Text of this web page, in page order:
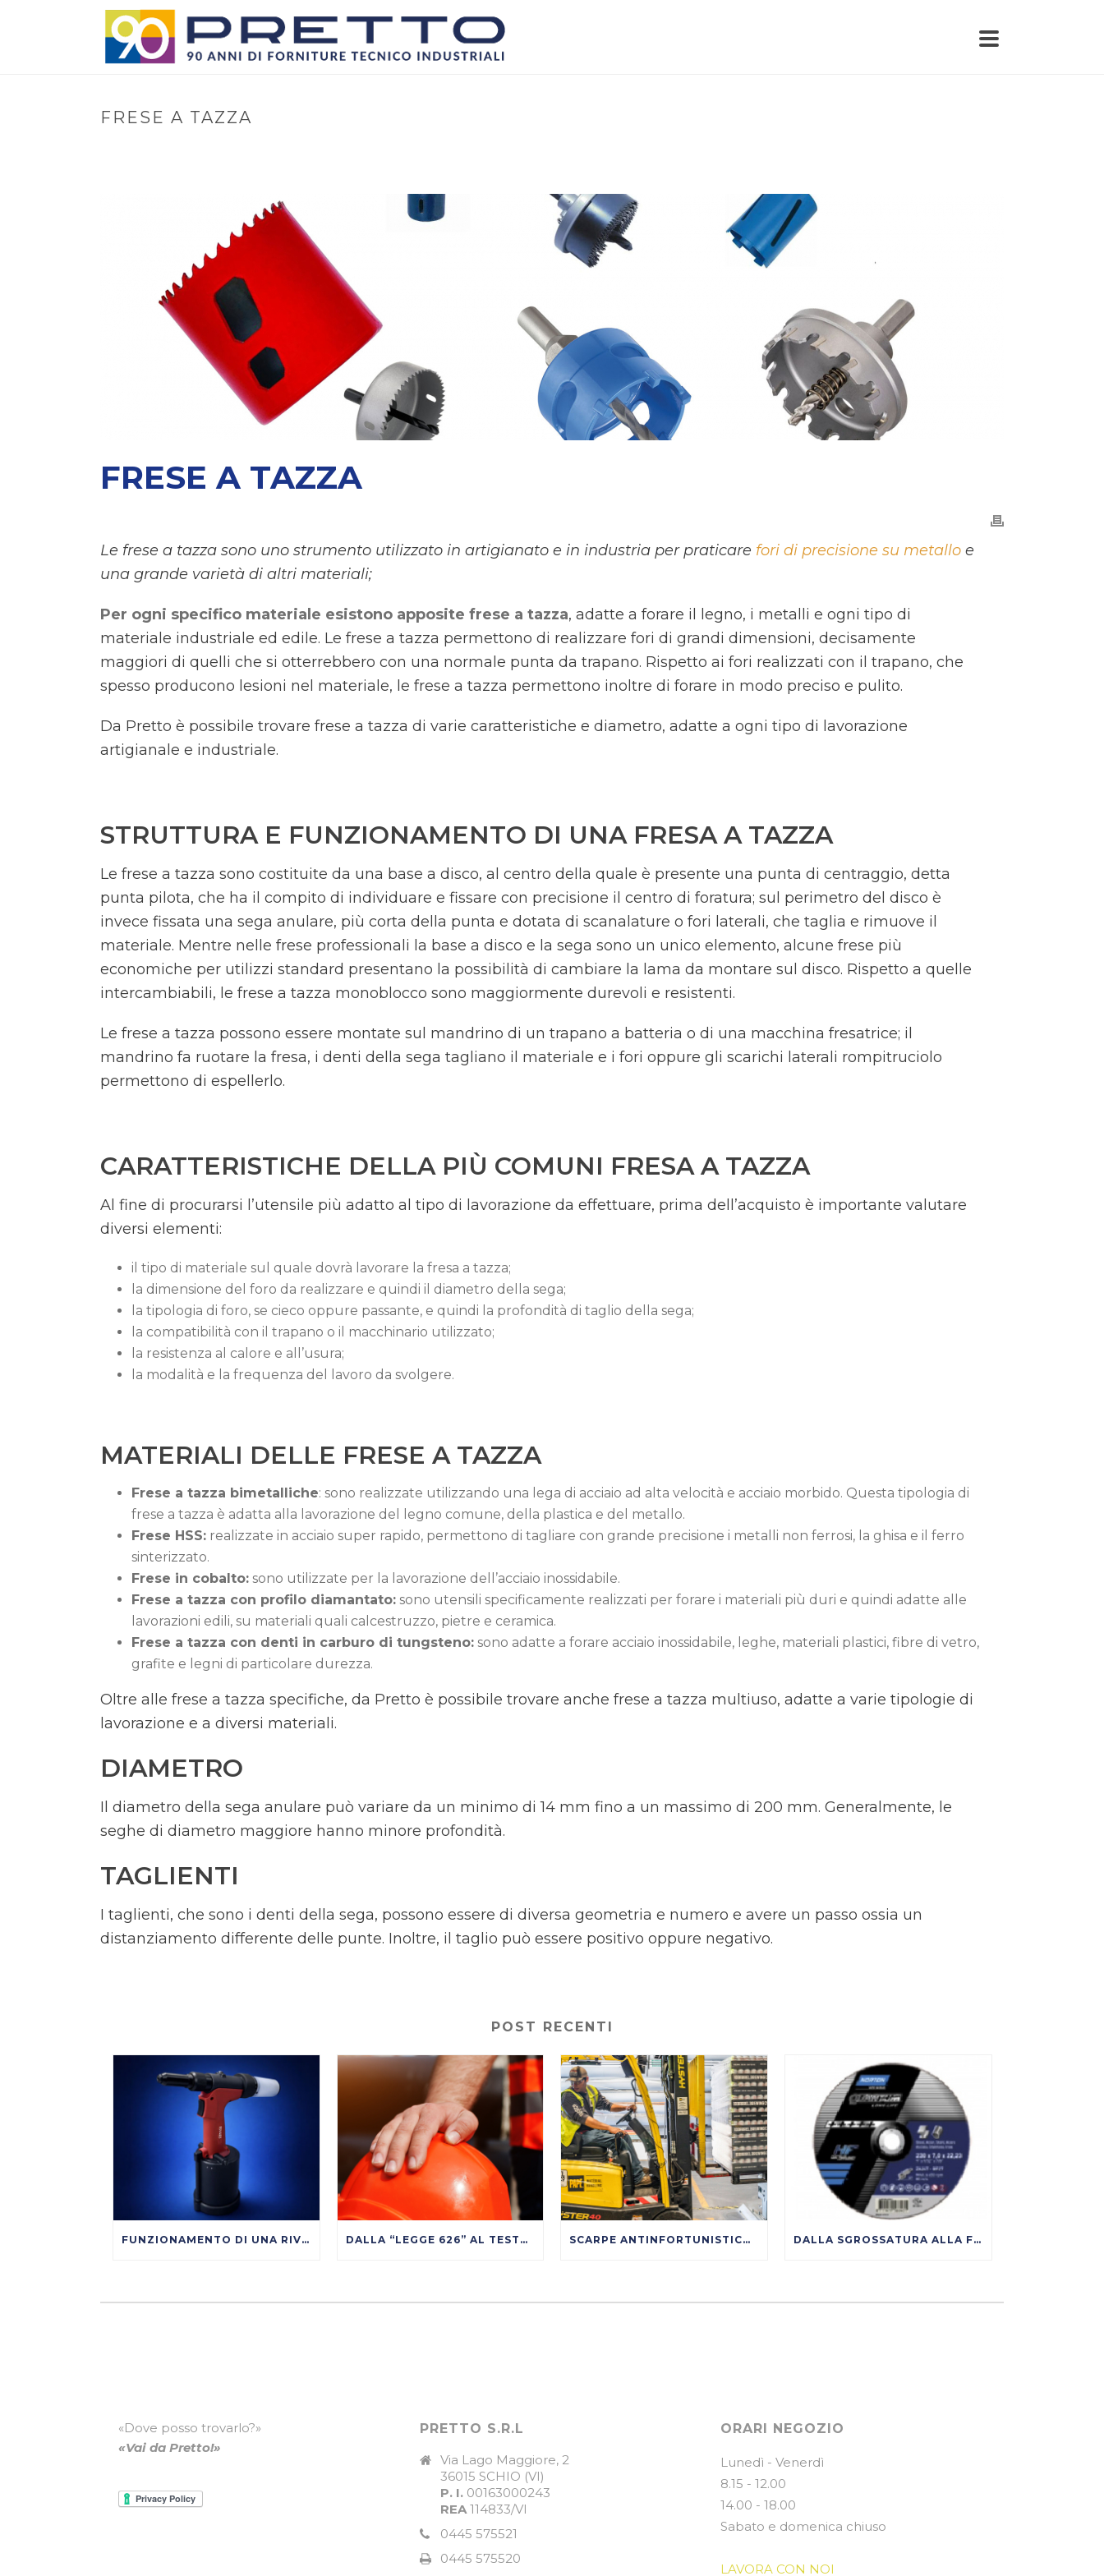
FRESE A TAZZA
FRESE A TAZZA
Le frese a tazza sono uno strumento utilizzato in artigianato e in industria per praticare fori di precisione su metallo e
una grande varietà di altri materiali;
Per ogni specifico materiale esistono apposite frese a tazza, adatte a forare il legno, i metalli e ogni tipo di
materiale industriale ed edile. Le frese a tazza permettono di realizzare fori di grandi dimensioni, decisamente
maggiori di quelli che si otterrebbero con una normale punta da trapano. Rispetto ai fori realizzati con il trapano, che
spesso producono lesioni nel materiale, le frese a tazza permettono inoltre di forare in modo preciso e pulito.
Da Pretto è possibile trovare frese a tazza di varie caratteristiche e diametro, adatte a ogni tipo di lavorazione
artigianale e industriale.
STRUTTURA E FUNZIONAMENTO DI UNA FRESA A TAZZA
Le frese a tazza sono costituite da una base a disco, al centro della quale è presente una punta di centraggio, detta
punta pilota, che ha il compito di individuare e fissare con precisione il centro di foratura; sul perimetro del disco è
invece fissata una sega anulare, più corta della punta e dotata di scanalature o fori laterali, che taglia e rimuove il
materiale. Mentre nelle frese professionali la base a disco e la sega sono un unico elemento, alcune frese più
economiche per utilizzi standard presentano la possibilità di cambiare la lama da montare sul disco. Rispetto a quelle
intercambiabili, le frese a tazza monoblocco sono maggiormente durevoli e resistenti.
Le frese a tazza possono essere montate sul mandrino di un trapano a batteria o di una macchina fresatrice; il
mandrino fa ruotare la fresa, i denti della sega tagliano il materiale e i fori oppure gli scarichi laterali rompitruciolo
permettono di espellerlo.
CARATTERISTICHE DELLA PIÙ COMUNI FRESA A TAZZA
Al fine di procurarsi l’utensile più adatto al tipo di lavorazione da effettuare, prima dell’acquisto è importante valutare
diversi elementi:
il tipo di materiale sul quale dovrà lavorare la fresa a tazza;
la dimensione del foro da realizzare e quindi il diametro della sega;
la tipologia di foro, se cieco oppure passante, e quindi la profondità di taglio della sega;
la compatibilità con il trapano o il macchinario utilizzato;
la resistenza al calore e all’usura;
la modalità e la frequenza del lavoro da svolgere.
MATERIALI DELLE FRESE A TAZZA
Frese a tazza bimetalliche: sono realizzate utilizzando una lega di acciaio ad alta velocità e acciaio morbido. Questa tipologia di
frese a tazza è adatta alla lavorazione del legno comune, della plastica e del metallo.
Frese HSS:realizzate in acciaio super rapido, permettono di tagliare con grande precisione i metalli non ferrosi, la ghisa e il ferro
sinterizzato.
Frese in cobalto:sono utilizzate per la lavorazione dell’acciaio inossidabile.
Frese a tazza con profilo diamantato:sono utensili specificamente realizzati per forare i materiali più duri e quindi adatte alle
lavorazioni edili, su materiali quali calcestruzzo, pietre e ceramica.
Frese a tazza con denti in carburo di tungsteno:sono adatte a forare acciaio inossidabile, leghe, materiali plastici, fibre di vetro,
grafite e legni di particolare durezza.
Oltre alle frese a tazza specifiche, da Pretto è possibile trovare anche frese a tazza multiuso, adatte a varie tipologie di
lavorazione e a diversi materiali.
DIAMETRO
Il diametro della sega anulare può variare da un minimo di 14 mm fino a un massimo di 200 mm. Generalmente, le
seghe di diametro maggiore hanno minore profondità.
TAGLIENTI
I taglienti, che sono i denti della sega, possono essere di diversa geometria e numero e avere un passo ossia un
distanziamento differente delle punte. Inoltre, il taglio può essere positivo oppure negativo.
POST RECENTI
FUNZIONAMENTO DI UNA RIVETTATRICE OLEOPNEUMATICA DALLA “LEGGE 626” AL TESTO UNICO SULLA SICUREZZA SCARPE ANTINFORTUNISTICHE: COME SCEGLIERE DAVVERO TRA S1P, S3, SRC, ESD DALLA SGROSSATURA ALLA FINITURA: COME NASCE UNA SUPERFICIE METALLICA DI QUALITÀ
«Dove posso trovarlo?»
«Vai da Pretto!»
PRETTO S.R.L
Via Lago Maggiore, 2
36015 SCHIO (VI)
P. I.00163000243
REA114833/VI
0445 575521
0445 575520
ORARI NEGOZIO
Lunedì - Venerdì
8.15 - 12.00
14.00 - 18.00
Sabato e domenica chiuso
LAVORA CON NOI